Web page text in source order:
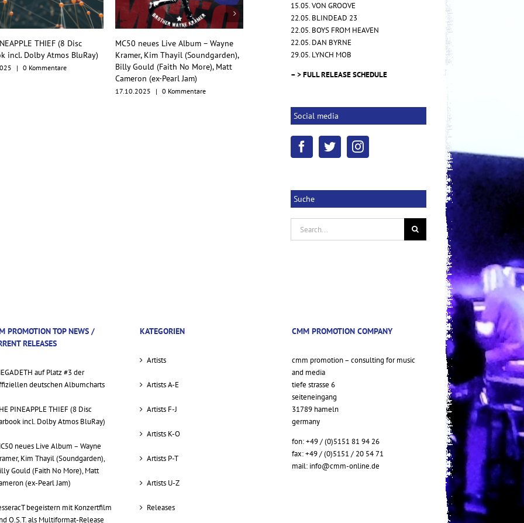
neues Live Album – Wayne
Kim Thayil (Soundgarden),
(Faith No More), Matt
TesseracT begeistern mit
Konzertfilm und O.S.T. als
Multiformat-Release
17.10.2025 | 0 Kommentare
NOVEMBRE – "Words of Indigo"
17.10.2025 | 0 Kommentare
15.05. VON GROOVE
22.05. BLINDEAD 23
22.05. BOYS FROM HEAVEN
22.05. DAN BYRNE
29.05. LYNCH MOB
– > FULL RELEASE SCHEDULE
Social media
Suche
PROMOTION TOP NEWS /
RELEASES
auf Platz #3 der
deutschen Albumcharts
PINEAPPLE THIEF (8 Disc
incl. Dolby Atmos BluRay)
neues Live Album – Wayne
Kim Thayil (Soundgarden),
Gould (Faith No More), Matt
(ex-Pearl Jam)
begeistern mit Konzertfilm
O.S.T. als Multiformat-Release
KATEGORIEN
Artists
Artists A-E
Artists F-J
Artists K-O
Artists P-T
Artists U-Z
Releases
CMM PROMOTION COMPANY
cmm promotion – consulting for music
and media
tiefe strasse 6
seiteneingang
31789 hameln
germany
fon: +49 / (0)5151 81 94 26
fax: +49 / (0)5151 / 20 54 71
mail: info@cmm-online.de